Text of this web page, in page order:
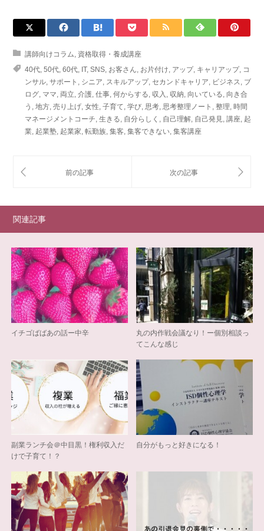
講師向けコラム, 資格取得・養成講座
40代, 50代, 60代, IT, SNS, お客さん, お片付け, アップ, キャリアップ, コ
ンサル, サポート , シニア, スキルアップ, セカンドキャリア, ビジネス, ブ
ログ, ママ, 両立, 介護, 仕事, 何からする, 収入 , 収納, 向いている, 向き合
う , 地方, 売り上げ, 女性, 子育て, 学び, 思考, 思考整理ノート , 整理, 時間
マネージメントコーチ, 生きる, 自分らしく , 自己理解, 自己発見, 講座, 起
業, 起業塾, 起業家, 転勤族, 集客, 集客できない, 集客講座
関連記事
イチゴばばあの話ー中辛
丸の内作戦会議なり！ー個別相談っ
てこんな感じ
副業ランチ会＠中目黒！権利収入だ
けで子育て！？
自分がもっと好きになる！